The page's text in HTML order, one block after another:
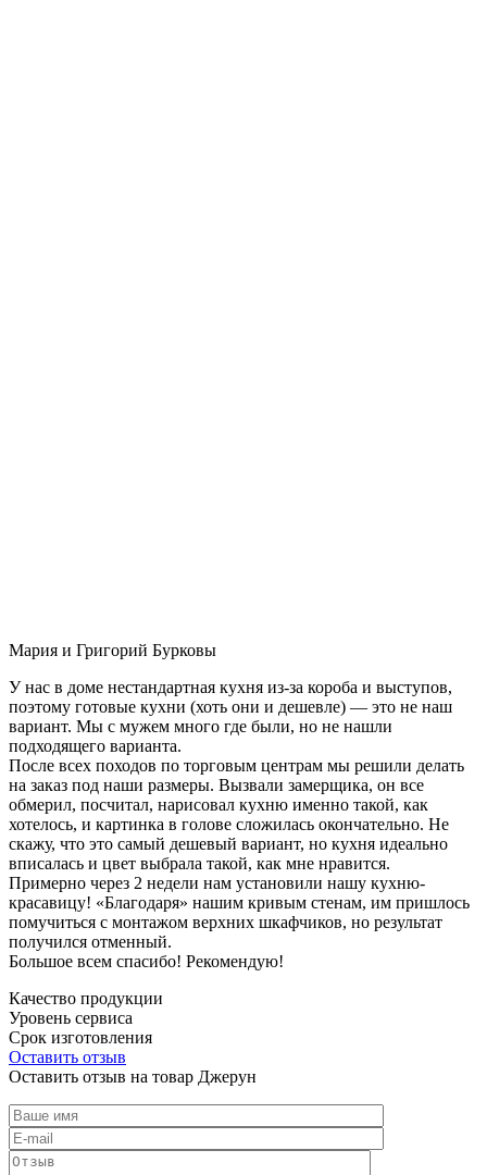
Мария и Григорий Бурковы
У нас в доме нестандартная кухня из-за короба и выступов,
поэтому готовые кухни (хоть они и дешевле) — это не наш
вариант. Мы с мужем много где были, но не нашли
подходящего варианта.
После всех походов по торговым центрам мы решили делать
на заказ под наши размеры. Вызвали замерщика, он все
обмерил, посчитал, нарисовал кухню именно такой, как
хотелось, и картинка в голове сложилась окончательно. Не
скажу, что это самый дешевый вариант, но кухня идеально
вписалась и цвет выбрала такой, как мне нравится.
Примерно через 2 недели нам установили нашу кухню-
красавицу! «Благодаря» нашим кривым стенам, им пришлось
помучиться с монтажом верхних шкафчиков, но результат
получился отменный.
Большое всем спасибо! Рекомендую!
Качество продукции
Уровень сервиса
Срок изготовления
Оставить отзыв
Оставить отзыв на товар Джерун